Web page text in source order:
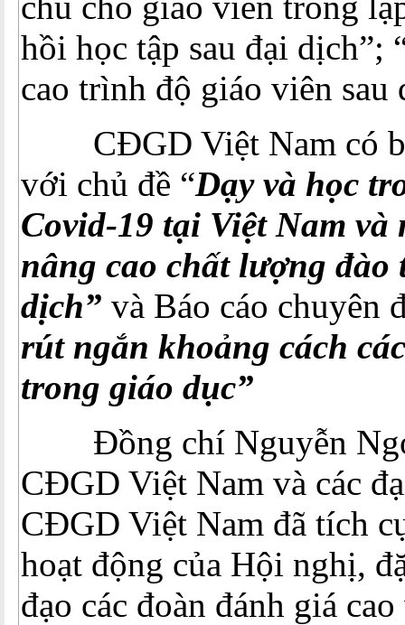
hồi học tập sau đại dịch”;
cao trình độ giáo viên sau
CĐGD Việt Nam có
với chủ đề “Dạy và học
Covid-19 tại Việt Nam và
nâng cao chất lượng đào
dịch” và Báo cáo chuyên
rút ngắn khoảng cách
trong giáo dục”
Đồng chí Nguyễn
CĐGD Việt Nam và các
CĐGD Việt Nam đã tích
hoạt động của Hội nghị,
đạo các đoàn đánh giá